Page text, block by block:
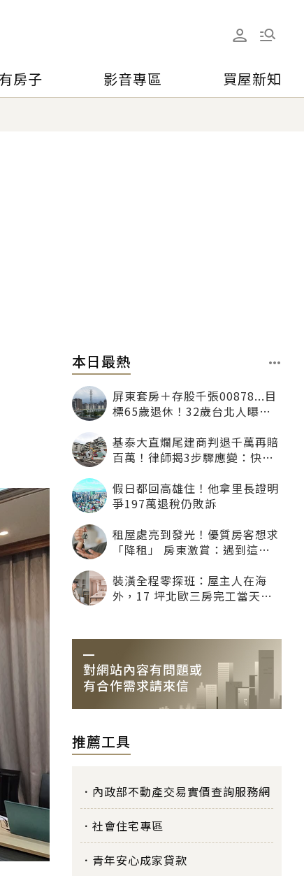
有房子 影音專區 買屋新知
本日最熱
屏東套房＋存股千張00878...目
標65歲退休！32歲台北人曝：
基泰大直爛尾建商判退千萬再賠
百萬！律師揭3步驟應變：快通
假日都回高雄住！他拿里長證明
爭197萬退稅仍敗訴
租屋處亮到發光！優質房客想求
「降租」 房東激賞：遇到這種
裝潢全程零探班：屋主人在海
外，17 坪北歐三房完工當天才
推薦工具
內政部不動產交易實價查詢服務網
社會住宅專區
青年安心成家貸款